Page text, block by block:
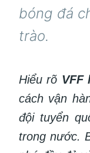
bóng đá
trào.
Hiểu rõ VFF
cách vận
đội tuyển
trong nước.